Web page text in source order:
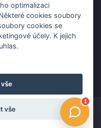
sekerku Fiskars
ty nejlepší ceny z letáku!
družstvo v Hodoníně
optimalizaci
cookies soubory
cookies se
účely. K jejich
vše